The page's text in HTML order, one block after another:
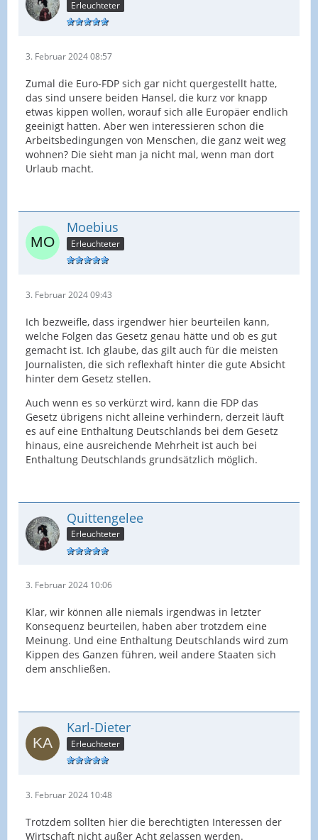
Erleuchteter
3. Februar 2024 08:57
Zumal die Euro-FDP sich gar nicht quergestellt hatte,
das sind unsere beiden Hansel, die kurz vor knapp
etwas kippen wollen, worauf sich alle Europäer endlich
geeinigt hatten. Aber wen interessieren schon die
Arbeitsbedingungen von Menschen, die ganz weit weg
wohnen? Die sieht man ja nicht mal, wenn man dort
Urlaub macht.
Moebius
Erleuchteter
3. Februar 2024 09:43
Ich bezweifle, dass irgendwer hier beurteilen kann,
welche Folgen das Gesetz genau hätte und ob es gut
gemacht ist. Ich glaube, das gilt auch für die meisten
Journalisten, die sich reflexhaft hinter die gute Absicht
hinter dem Gesetz stellen.
Auch wenn es so verkürzt wird, kann die FDP das
Gesetz übrigens nicht alleine verhindern, derzeit läuft
es auf eine Enthaltung Deutschlands bei dem Gesetz
hinaus, eine ausreichende Mehrheit ist auch bei
Enthaltung Deutschlands grundsätzlich möglich.
Quittengelee
Erleuchteter
3. Februar 2024 10:06
Klar, wir können alle niemals irgendwas in letzter
Konsequenz beurteilen, haben aber trotzdem eine
Meinung. Und eine Enthaltung Deutschlands wird zum
Kippen des Ganzen führen, weil andere Staaten sich
dem anschließen.
Karl-Dieter
Erleuchteter
3. Februar 2024 10:48
Trotzdem sollten hier die berechtigten Interessen der
Wirtschaft nicht außer Acht gelassen werden.